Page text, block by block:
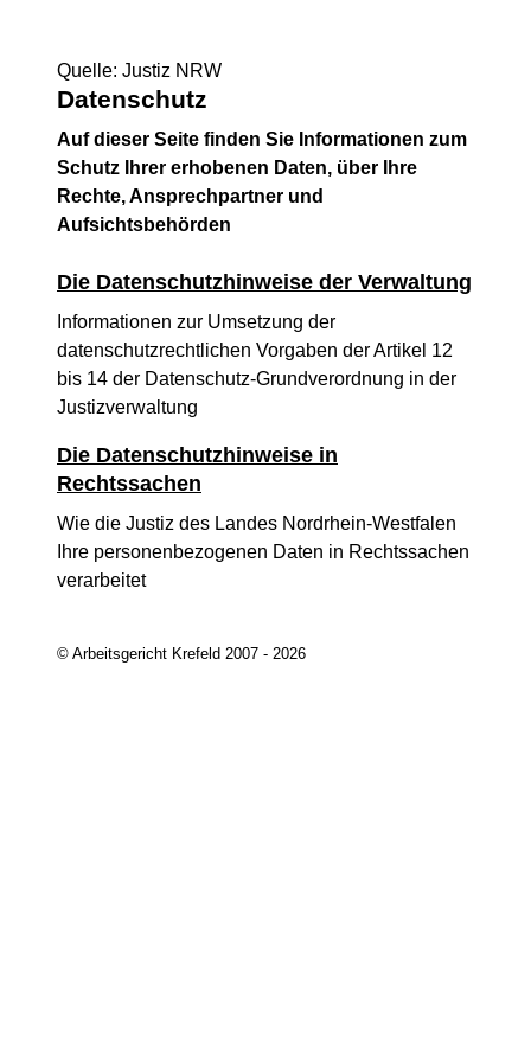
Quelle: Justiz NRW
Datenschutz
Auf dieser Seite finden Sie Informationen zum
Schutz Ihrer erhobenen Daten, über Ihre
Rechte, Ansprechpartner und
Aufsichtsbehörden
Die Datenschutzhinweise der Verwaltung
Informationen zur Umsetzung der
datenschutzrechtlichen Vorgaben der Artikel 12
bis 14 der Datenschutz-Grundverordnung in der
Justizverwaltung
Die Datenschutzhinweise in
Rechtssachen
Wie die Justiz des Landes Nordrhein-Westfalen
Ihre personenbezogenen Daten in Rechtssachen
verarbeitet
© Arbeitsgericht Krefeld 2007 - 2026